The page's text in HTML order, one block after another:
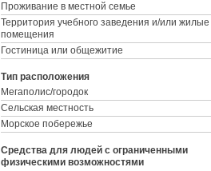
Проживание в местной семье
Территория учебного заведения и/или жилые
помещения
Гостиница или общежитие
Тип расположения
Мегаполис/городок
Сельская местность
Морское побережье
Средства для людей с ограниченными
физическими возможностями